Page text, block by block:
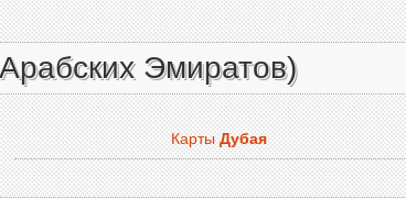
Эмиратов)
КартыДубая